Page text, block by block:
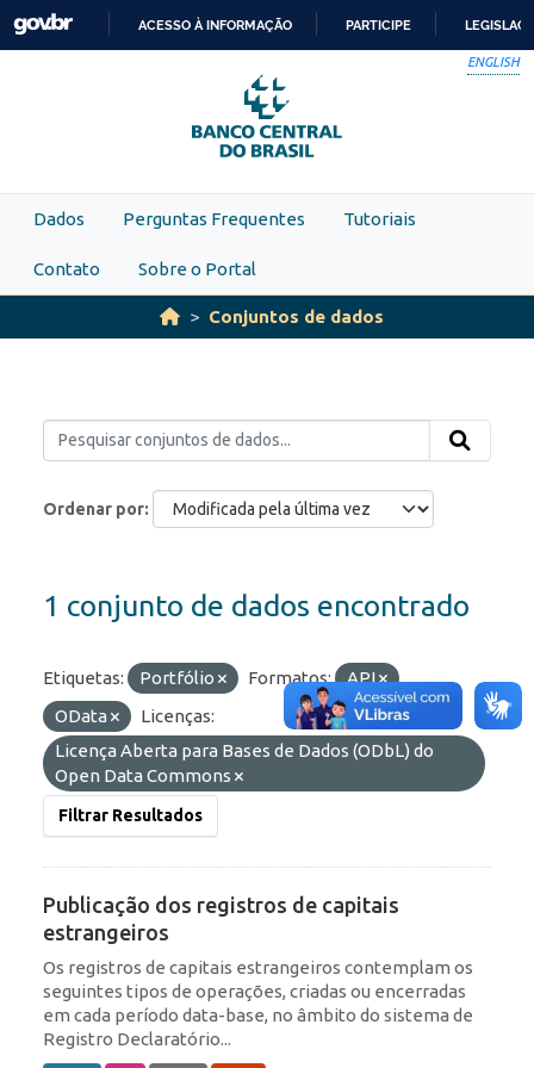
Skip to main content
PARA
O
CONTEÚDO
ACESSO À INFORMAÇÃO PARTICIPE
ENGLISH
Dados Perguntas Frequentes Tutoriais
Contato Sobre o Portal
Conjuntos de dados
Ordenar por
1 conjunto de dados encontrado
Etiquetas: Portfólio Formatos:
API
OData
Licenças:
Licença Aberta para Bases de Dados (ODbL) do
Open Data Commons
Filtrar Resultados
Publicação dos registros de capitais
estrangeiros
Os registros de capitais estrangeiros contemplam os
seguintes tipos de operações, criadas ou encerradas
em cada período data-base, no âmbito do sistema de
Registro Declaratório...